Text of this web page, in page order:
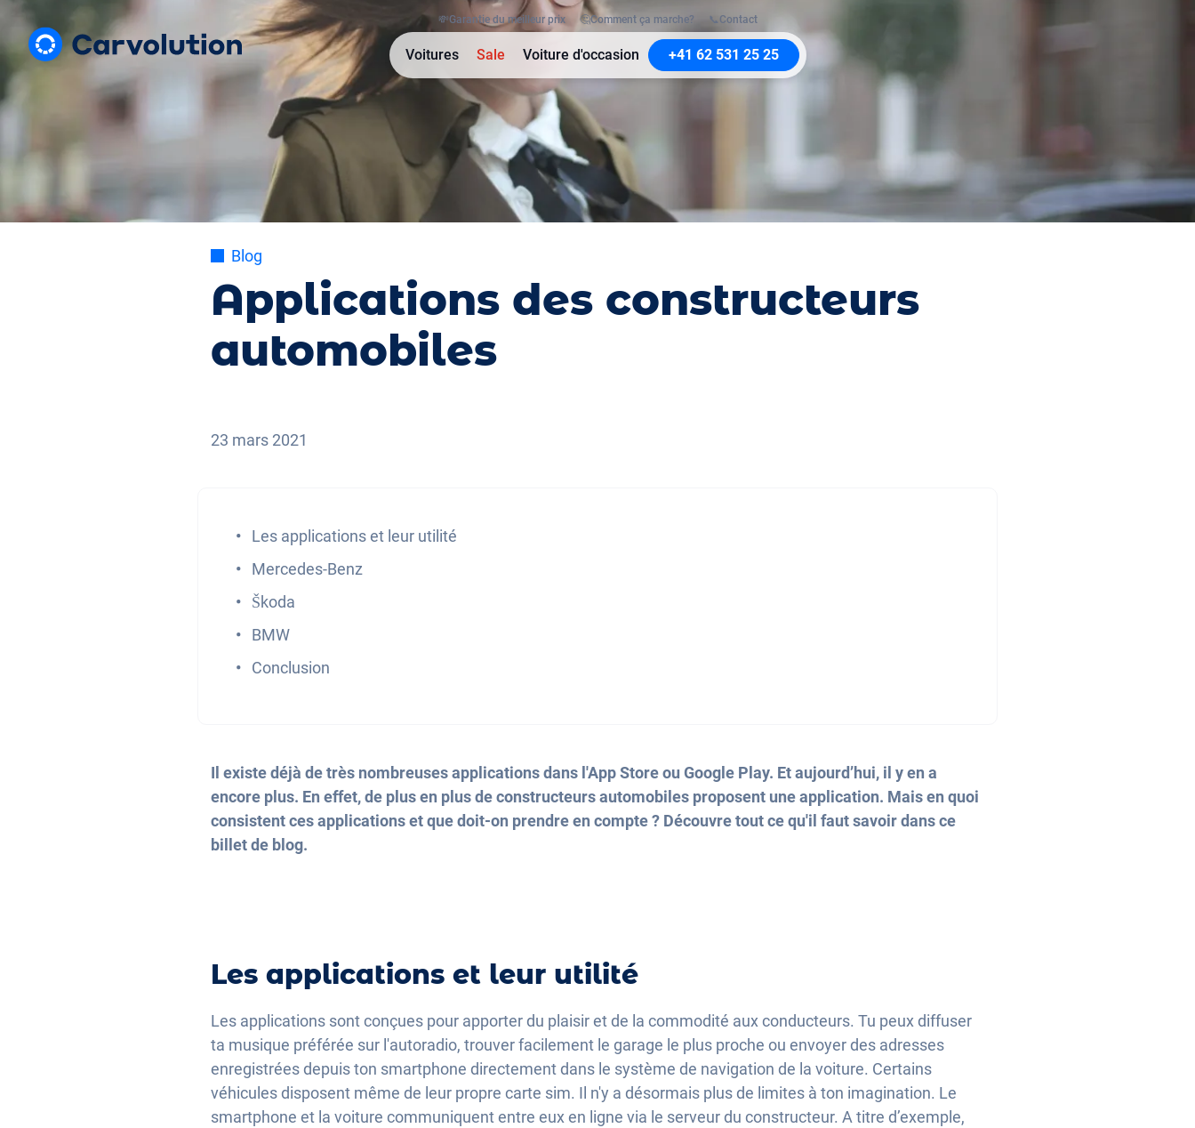
💸Garantie du meilleur prix 🤔Comment ça marche? 📞 Contact
Voitures Sale Voiture d'occasion +41 62 531 25 25
Blog
Applications des constructeurs
automobiles
23 mars 2021
Les applications et leur utilité
Mercedes-Benz
Škoda
BMW
Conclusion
Il existe déjà de très nombreuses applications dans l'App Store ou Google Play. Et aujourd’hui, il y en a
encore plus. En effet, de plus en plus de constructeurs automobiles proposent une application. Mais en quoi
consistent ces applications et que doit-on prendre en compte ? Découvre tout ce qu'il faut savoir dans ce
billet de blog.
Les applications et leur utilité
Les applications sont conçues pour apporter du plaisir et de la commodité aux conducteurs. Tu peux diffuser
ta musique préférée sur l'autoradio, trouver facilement le garage le plus proche ou envoyer des adresses
enregistrées depuis ton smartphone directement dans le système de navigation de la voiture. Certains
véhicules disposent même de leur propre carte sim. Il n'y a désormais plus de limites à ton imagination. Le
smartphone et la voiture communiquent entre eux en ligne via le serveur du constructeur. A titre d’exemple,